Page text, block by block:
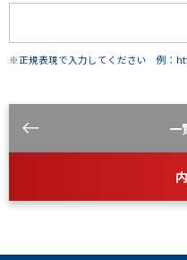
※正規表現で入力してください 例：
一